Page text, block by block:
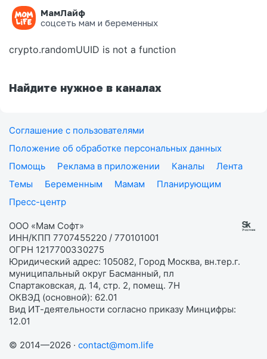
МамЛайф
соцсеть мам и беременных
Ошибка на странице
crypto.randomUUID is not a function
Найдите нужное в каналах
Соглашение с пользователями
Положение об обработке персональных данных
Помощь
Реклама в приложении Каналы
Лента
Темы
Беременным Мамам
Планирующим
Пресс-центр
ООО «Мам Софт»
ИНН/КПП 7707455220 / 770101001
ОГРН 1217700330275
Юридический адрес: 105082, Город Москва, вн.тер.г.
муниципальный округ Басманный, пл
Спартаковская, д. 14, стр. 2, помещ. 7Н
ОКВЭД (основной): 62.01
Вид ИТ-деятельности согласно приказу Минцифры:
12.01
© 2014—2026 · contact@mom.life